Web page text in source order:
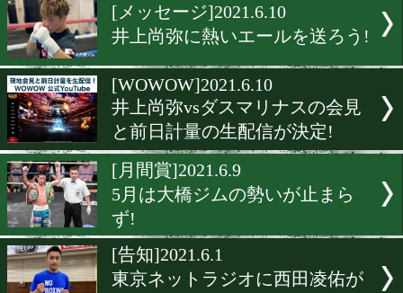
[相関図]2021.7.30
最新のユース相関図更新!
[相関図]2021.7.26
スーパーライト級相関図を
井上尚弥に熱いエールを送